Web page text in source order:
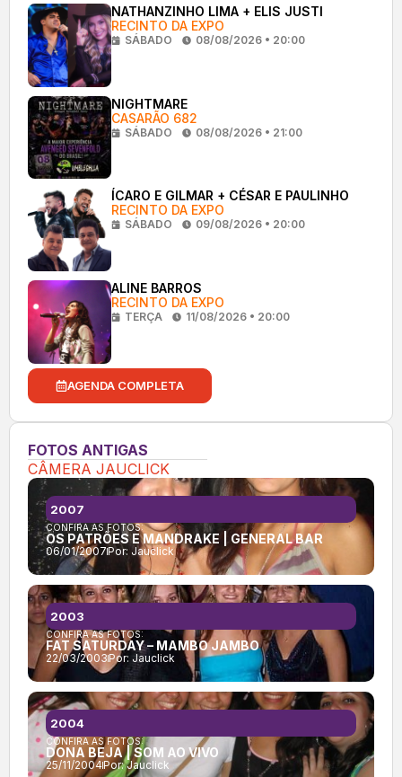
NATHANZINHO LIMA + ELIS JUSTI
RECINTO DA EXPO
SÁBADO 08/08/2026 • 20:00
NIGHTMARE
CASARÃO 682
SÁBADO 08/08/2026 • 21:00
ÍCARO E GILMAR + CÉSAR E PAULINHO
RECINTO DA EXPO
SÁBADO 09/08/2026 • 20:00
ALINE BARROS
RECINTO DA EXPO
TERÇA 11/08/2026 • 20:00
AGENDA COMPLETA
FOTOS ANTIGAS
CÂMERA JAUCLICK
CONFIRA AS FOTOS:
OS PATRÕES E MANDRAKE | GENERAL BAR
06/01/2007Por: Jauclick
2007
CONFIRA AS FOTOS:
FAT SATURDAY – MAMBO JAMBO
22/03/2003Por: Jauclick
2003
CONFIRA AS FOTOS:
DONA BEJA | SOM AO VIVO
25/11/2004Por:Jauclick
2004